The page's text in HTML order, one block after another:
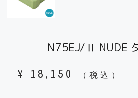
N75EJ/Ⅱ NUDE
¥ 18,150 （税込）